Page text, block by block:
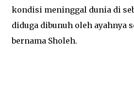
kondisi meninggal dunia di
diduga dibunuh oleh ayahnya
bernama Sholeh.